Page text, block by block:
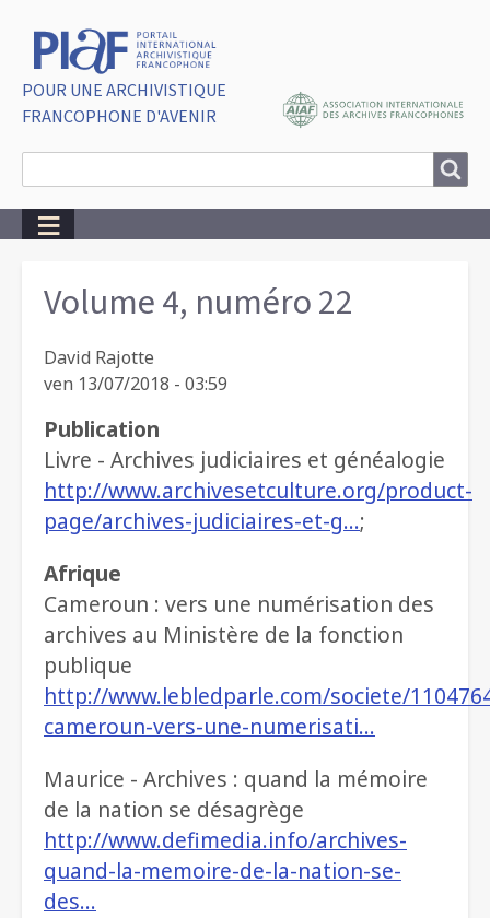
POUR UNE ARCHIVISTIQUE
FRANCOPHONE D'AVENIR
Volume 4, numéro 22
David Rajotte
ven 13/07/2018 - 03:59
Publication
Livre - Archives judiciaires et généalogie
http://www.archivesetculture.org/product-
page/archives-judiciaires-et-g…;
Afrique
Cameroun : vers une numérisation des
archives au Ministère de la fonction
publique
http://www.lebledparle.com/societe/
cameroun-vers-une-numerisati…
Maurice - Archives : quand la mémoire
de la nation se désagrège
http://www.defimedia.info/archives-
quand-la-memoire-de-la-nation-se-
des…